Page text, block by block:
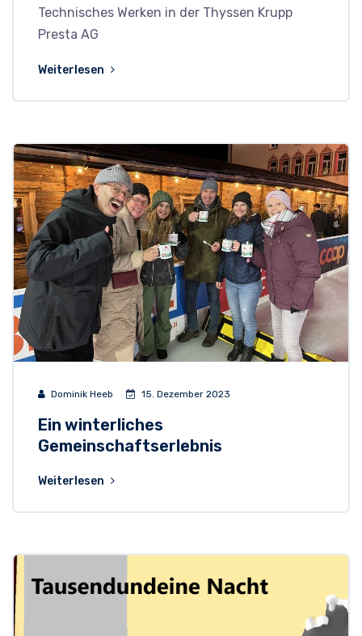
Technisches Werken in der Thyssen Krupp
Presta AG
Weiterlesen
Dominik Heeb 15. Dezember 2023
Ein winterliches
Gemeinschaftserlebnis
Weiterlesen